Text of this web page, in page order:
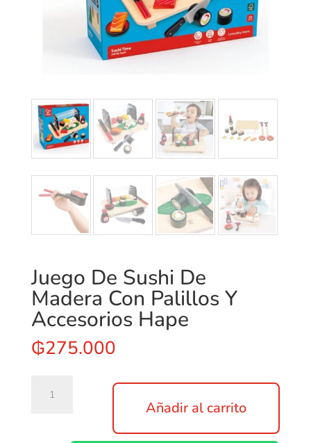
Juego De Sushi De
Madera Con Palillos Y
Accesorios Hape
₲275.000
Añadir al carrito